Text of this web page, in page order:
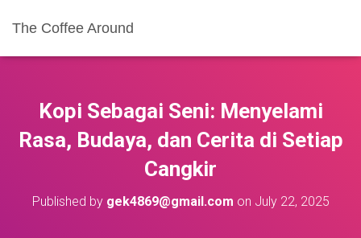
The Coffee Around
Kopi Sebagai Seni: Menyelami
Rasa, Budaya, dan Cerita di Setiap
Cangkir
Published by gek4869@gmail.com on July 22, 2025